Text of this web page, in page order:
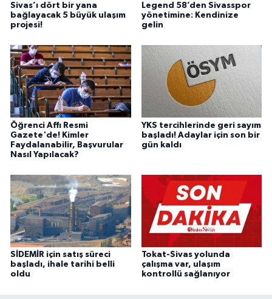
Sivas’ı dört bir yana
bağlayacak 5 büyük ulaşım
projesi!
Legend 58’den Sivasspor
yönetimine: Kendinize
gelin
Öğrenci Affı Resmi
Gazete'de! Kimler
Faydalanabilir, Başvurular
Nasıl Yapılacak?
YKS tercihlerinde geri sayım
başladı! Adaylar için son bir
gün kaldı
SİDEMİR için satış süreci
başladı, ihale tarihi belli
oldu
Tokat-Sivas yolunda
çalışma var, ulaşım
kontrollü sağlanıyor